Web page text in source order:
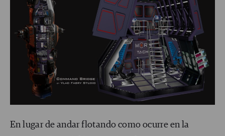
En lugar de andar flotando como ocurre en la